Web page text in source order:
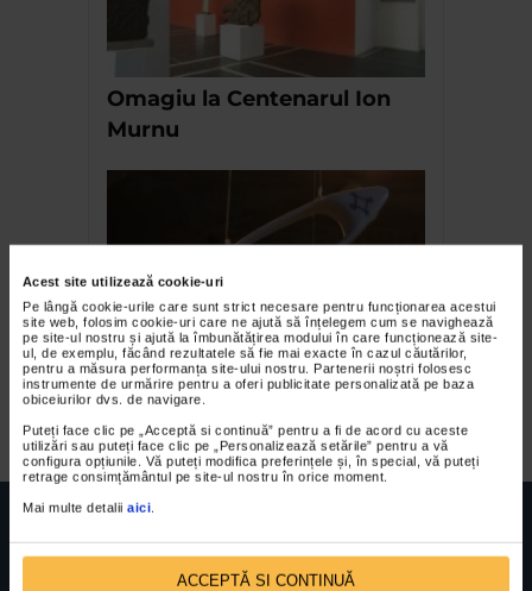
Acest site utilizează cookie-uri
Pe lângă cookie-urile care sunt strict necesare pentru funcționarea acestui
site web, folosim cookie-uri care ne ajută să înțelegem cum se navighează
pe site-ul nostru și ajută la îmbunătățirea modului în care funcționează site-
ul, de exemplu, făcând rezultatele să fie mai exacte în cazul căutărilor,
pentru a măsura performanța site-ului nostru. Partenerii noștri folosesc
instrumente de urmărire pentru a oferi publicitate personalizată pe baza
obiceiurilor dvs. de navigare.
Puteți face clic pe „Acceptă si continuă” pentru a fi de acord cu aceste
utilizări sau puteți face clic pe „Personalizează setările” pentru a vă
configura opțiunile. Vă puteți modifica preferințele și, în special, vă puteți
retrage consimțământul pe site-ul nostru în orice moment.
Mai multe detalii aici
ACCEPTĂ SI CONTINUĂ
Omagiu la Centenarul Ion
Murnu
Anca Vintila Dragu – Firul
rosu